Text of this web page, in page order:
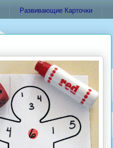
Развивающие Карточки